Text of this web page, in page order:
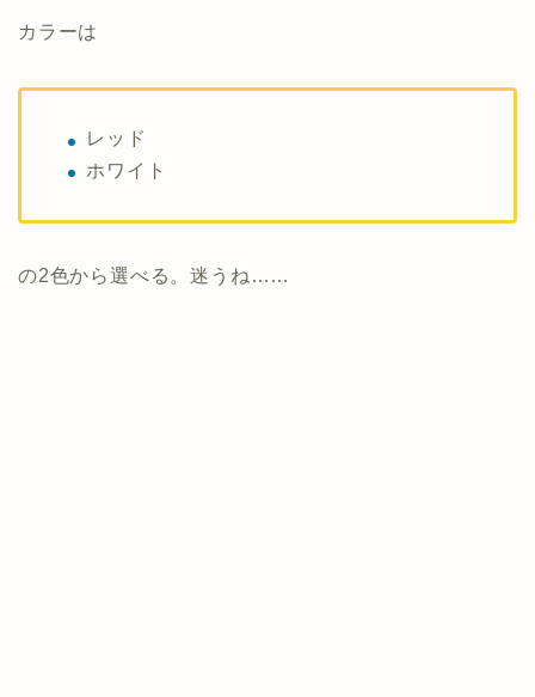
カラーは
レッド
ホワイト
の2色から選べる。迷うね……